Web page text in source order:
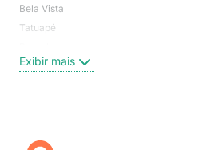
Bela Vista
Tatuapé
Centro
Campo Belo
Exibir mais